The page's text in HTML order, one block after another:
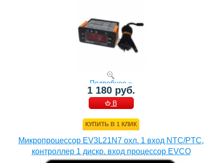
Подробнее »
1 180 руб.
В
КУПИТЬ В 1 КЛИК
Микропроцессор EV3L21N7 охл. 1 вход NTC/PTC,
контроллер 1 дискр. вход процессор EVCO